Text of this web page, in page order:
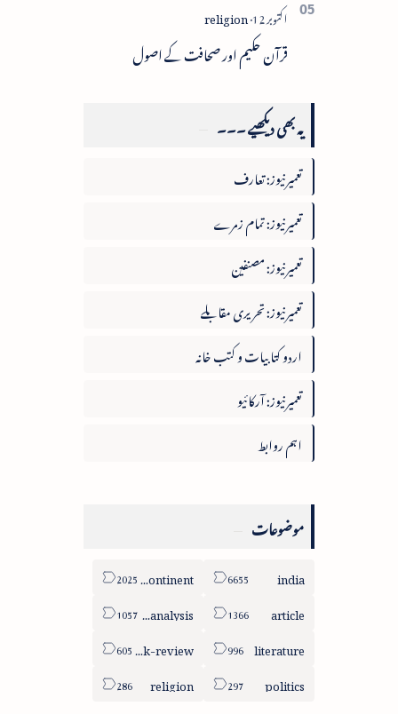
قرآن حکیم اور صحافت کے اصول
یہ بھی دیکھیے ۔۔۔
تعمیرنیوز: تعارف
تعمیرنیوز: تمام زمرے
تعمیرنیوز: مصنفین
تعمیرنیوز: تحریری مقابلے
اردو کتابیات و کتب خانہ
تعمیرنیوز: آرکائیو
اہم روابط
موضوعات
india
sub-continent
article
column-analysis
literature
book-review
politics
religion